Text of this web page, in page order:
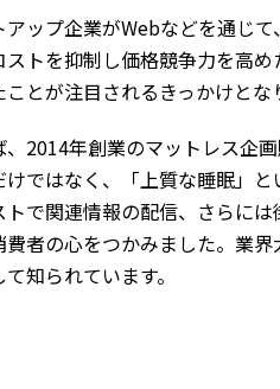
アップ企業がWebなどを通じ
ストを抑制し価格競争力を高
とが注目されるきっかけとな
、2014年創業のマットレス企
けではなく、「上質な睡眠」
トで関連情報の配信、さらに
費者の心をつかみました。業
知られています。